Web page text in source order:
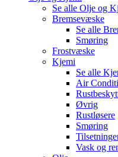
Se alle Olje og
Bremsevæske
Se alle
Smøring
Frostvæske
Kjemi
Se alle
Air
Øvrig
Rustløsere
Smøring
Vask og